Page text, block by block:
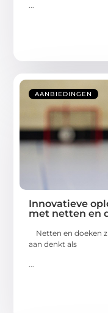
...
AANBIEDINGEN
Innovatieve
met netten en
Netten en doeken
aan denkt als